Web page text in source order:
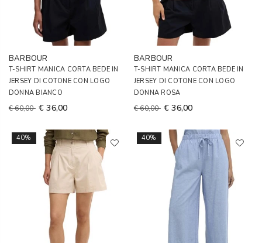
BARBOUR
T-SHIRT MANICA CORTA BEDE IN
JERSEY DI COTONE CON LOGO
DONNA BIANCO
€ 60,00 € 36,00
BARBOUR
T-SHIRT MANICA CORTA BEDE IN
JERSEY DI COTONE CON LOGO
DONNA ROSA
€ 60,00 € 36,00
40% 40%